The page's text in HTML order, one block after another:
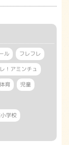
ル
フレフレ
！アミンチュ
体育
児童
学校